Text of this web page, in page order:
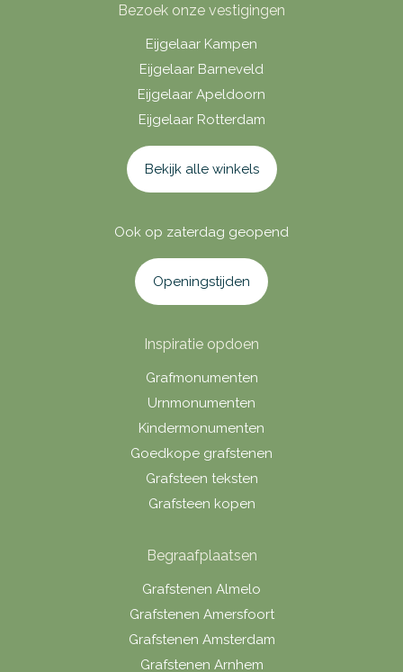
Bezoek onze vestigingen
Eijgelaar Kampen
Eijgelaar Barneveld
Eijgelaar Apeldoorn
Eijgelaar Rotterdam
Bekijk alle winkels
Ook op zaterdag geopend
Openingstijden
Inspiratie opdoen
Grafmonumenten
Urnmonumenten
Kindermonumenten
Goedkope grafstenen
Grafsteen teksten
Grafsteen kopen
Begraafplaatsen
Grafstenen Almelo
Grafstenen Amersfoort
Grafstenen Amsterdam
Grafstenen Arnhem